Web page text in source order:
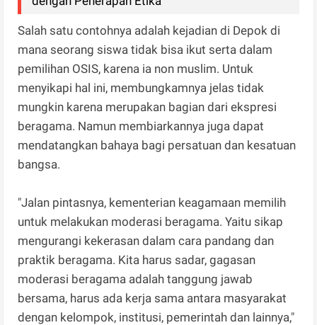
Salah satu contohnya adalah kejadian di Depok di
mana seorang siswa tidak bisa ikut serta dalam
pemilihan OSIS, karena ia non muslim. Untuk
menyikapi hal ini, membungkamnya jelas tidak
mungkin karena merupakan bagian dari ekspresi
beragama. Namun membiarkannya juga dapat
mendatangkan bahaya bagi persatuan dan kesatuan
bangsa.
"Jalan pintasnya, kementerian keagamaan memilih
untuk melakukan moderasi beragama. Yaitu sikap
mengurangi kekerasan dalam cara pandang dan
praktik beragama. Kita harus sadar, gagasan
moderasi beragama adalah tanggung jawab
bersama, harus ada kerja sama antara masyarakat
dengan kelompok, institusi, pemerintah dan lainnya,"